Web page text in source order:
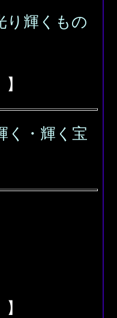
り輝くもの
】
く・輝く宝
】